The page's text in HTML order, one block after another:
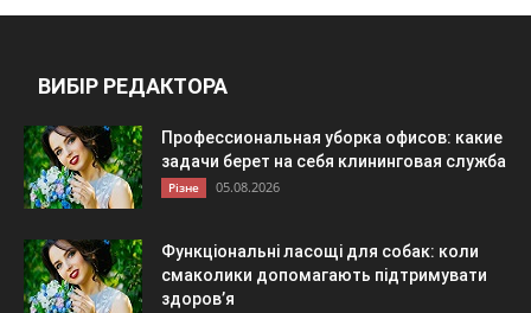
ВИБІР РЕДАКТОРА
Профессиональная уборка офисов: какие
задачи берет на себя клининговая служба
Різне 05.08.2026
Функціональні ласощі для собак: коли
смаколики допомагають підтримувати
здоров’я